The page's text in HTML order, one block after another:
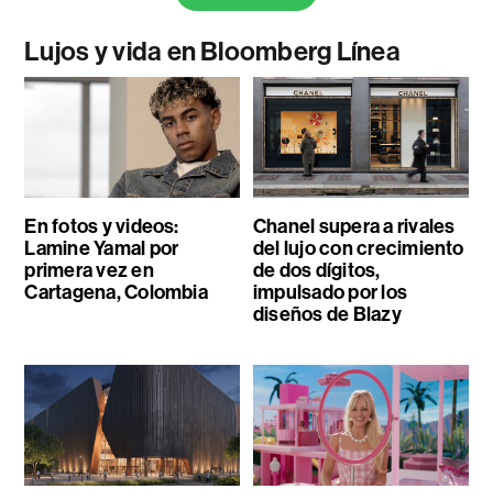
Lujos y vida en Bloomberg Línea
En fotos y videos:
Lamine Yamal por
primera vez en
Cartagena, Colombia
Chanel supera a rivales
del lujo con crecimiento
de dos dígitos,
impulsado por los
diseños de Blazy